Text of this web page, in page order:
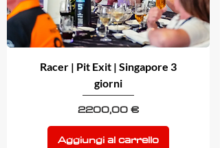
Racer | Pit Exit | Singapore 3
giorni
Prezzo
2200,00 €
Aggiungi al carrello